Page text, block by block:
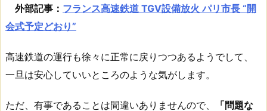
外部記事： フランス高速鉄道 TGV設備放火 パリ市長 “開
会式予定どおり”
高速鉄道の運行も徐々に正常に戻りつつあるようでして、
一旦は安心していいところのような気がします。
ただ、有事であることは間違いありませんので、
「問題な